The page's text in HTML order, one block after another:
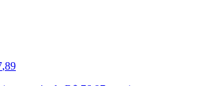
,89